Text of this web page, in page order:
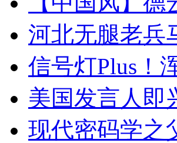
河北无腿老兵
信号灯Plus！
美国发言人即
现代密码学